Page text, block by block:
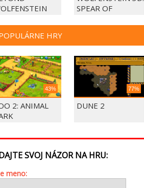
SPEAR OF
HRY
43%
2: ANIMAL
77%
DUNE 2
SVOJ NÁZOR NA HRU:
meno: